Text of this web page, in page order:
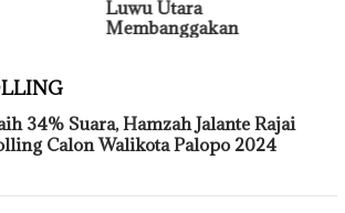
34% Suara, Hamzah Jalante Rajai
Calon Walikota Palopo 2024